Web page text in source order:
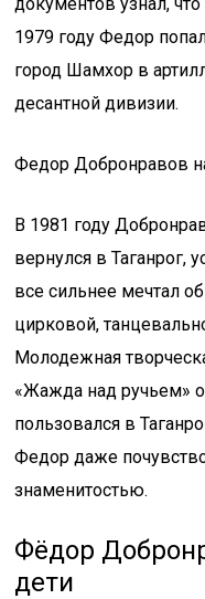
1979 году Федор
город Шамхор в
десантной дивизии.
Федор Добронравов
В 1981 году
вернулся в Таганрог,
все сильнее мечтал
цирковой,
Молодежная
«Жажда над ручьем»
пользовался в
Федор даже
знаменитостью.
Фёдор
дети